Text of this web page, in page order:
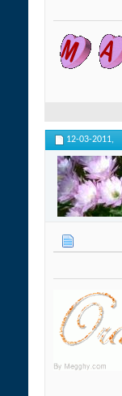
12-03-2011,